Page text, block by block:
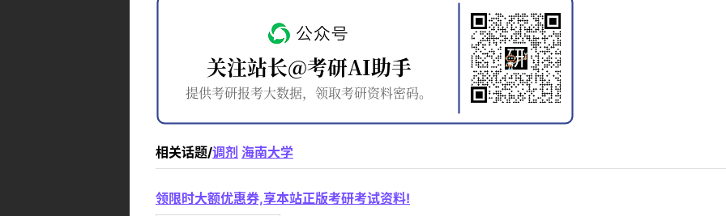
相关话题/调剂 海南大学
领限时大额优惠券,享本站正版考研考试资料!